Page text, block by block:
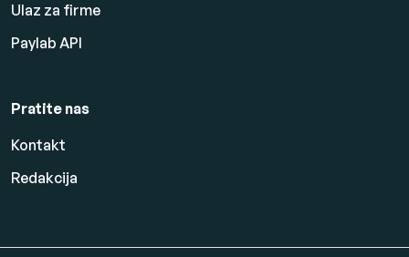
Ulaz za firme
Paylab API
Pratite nas
Kontakt
Redakcija